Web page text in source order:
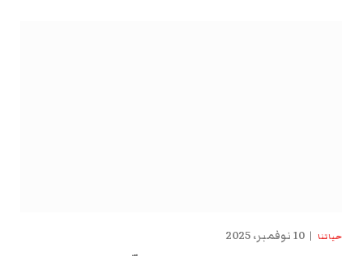
حياتنا 10 نوفمبر، 2025